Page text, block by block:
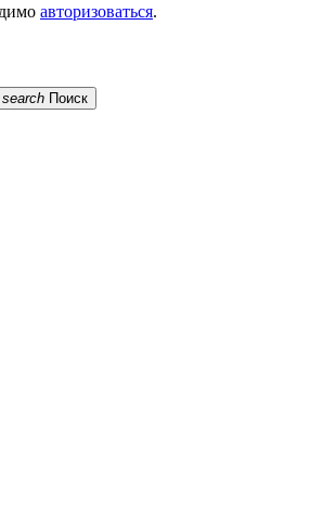
авторизоваться.
search Поиск